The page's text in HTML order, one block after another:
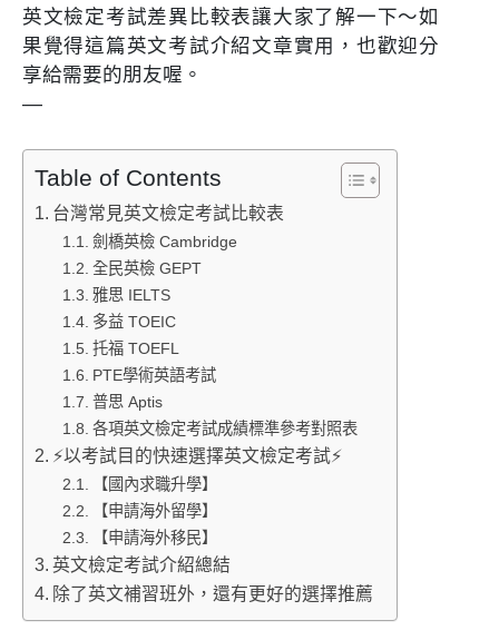
英文檢定考試差異比較表讓大家了解一下～如
果覺得這篇英文考試介紹文章實用，也歡迎分
享給需要的朋友喔。
—
Table of Contents
台灣常見英文檢定考試比較表
劍橋英檢 Cambridge
全民英檢 GEPT
雅思 IELTS
多益 TOEIC
托福 TOEFL
PTE學術英語考試
普思 Aptis
各項英文檢定考試成績標準參考對照表
⚡以考試目的快速選擇英文檢定考試⚡
【國內求職升學】
【申請海外留學】
【申請海外移民】
英文檢定考試介紹總結
除了英文補習班外，還有更好的選擇推薦